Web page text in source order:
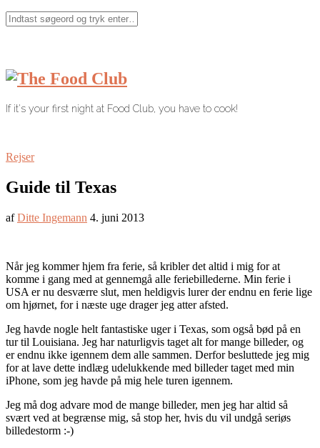
If it's your first night at Food Club, you have to cook!
Rejser
Guide til Texas
afDitte Ingemann 4. juni 2013
Når jeg kommer hjem fra ferie, så kribler det altid i mig for at
komme i gang med at gennemgå alle feriebillederne. Min ferie i
USA er nu desværre slut, men heldigvis lurer der endnu en ferie lige
om hjørnet, for i næste uge drager jeg atter afsted.
Jeg havde nogle helt fantastiske uger i Texas, som også bød på en
tur til Louisiana. Jeg har naturligvis taget alt for mange billeder, og
er endnu ikke igennem dem alle sammen. Derfor besluttede jeg mig
for at lave dette indlæg udelukkende med billeder taget med min
iPhone, som jeg havde på mig hele turen igennem.
Jeg må dog advare mod de mange billeder, men jeg har altid så
svært ved at begrænse mig, så stop her, hvis du vil undgå seriøs
billedestorm :-)